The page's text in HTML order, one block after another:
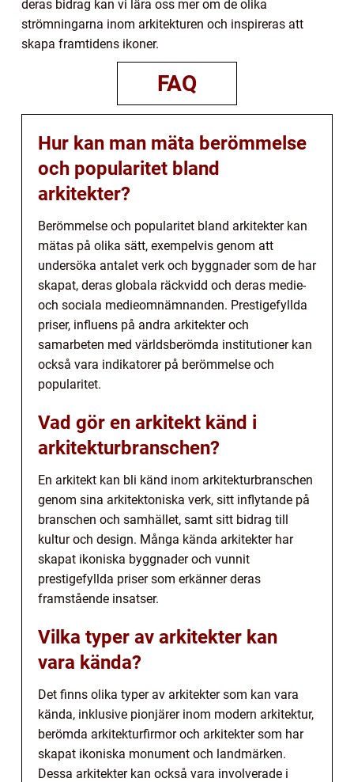
deras bidrag kan vi lära oss mer om de olika
strömningarna inom arkitekturen och inspireras att
skapa framtidens ikoner.
FAQ
Hur kan man mäta berömmelse
och popularitet bland
arkitekter?
Berömmelse och popularitet bland arkitekter kan
mätas på olika sätt, exempelvis genom att
undersöka antalet verk och byggnader som de har
skapat, deras globala räckvidd och deras medie-
och sociala medieomnämnanden. Prestigefyllda
priser, influens på andra arkitekter och
samarbeten med världsberömda institutioner kan
också vara indikatorer på berömmelse och
popularitet.
Vad gör en arkitekt känd i
arkitekturbranschen?
En arkitekt kan bli känd inom arkitekturbranschen
genom sina arkitektoniska verk, sitt inflytande på
branschen och samhället, samt sitt bidrag till
kultur och design. Många kända arkitekter har
skapat ikoniska byggnader och vunnit
prestigefyllda priser som erkänner deras
framstående insatser.
Vilka typer av arkitekter kan
vara kända?
Det finns olika typer av arkitekter som kan vara
kända, inklusive pionjärer inom modern arkitektur,
berömda arkitekturfirmor och arkitekter som har
skapat ikoniska monument och landmärken.
Dessa arkitekter kan också vara involverade i